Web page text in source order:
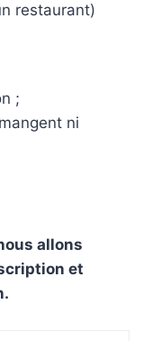
restaurant)
;
ni
allons
et